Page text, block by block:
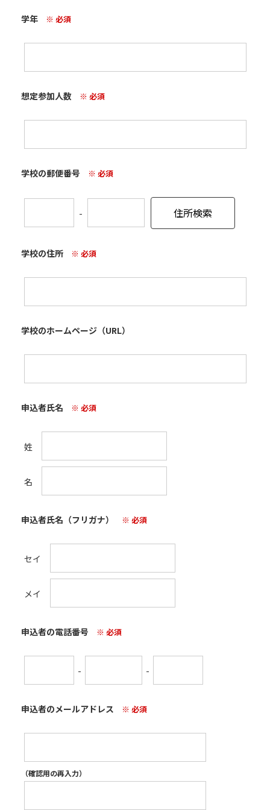
学年 ※ 必須
想定参加人数 ※ 必須
学校の郵便番号 ※ 必須
-
学校の住所 ※ 必須
学校のホームページ（URL）
申込者氏名 ※ 必須
姓
名
申込者氏名（フリガナ） ※ 必須
セイ
メイ
申込者の電話番号 ※ 必須
- -
申込者のメールアドレス ※ 必須
（確認用の再入力）